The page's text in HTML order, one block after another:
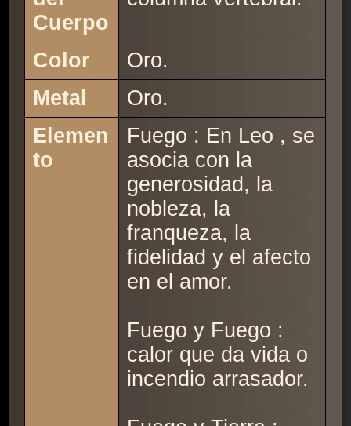
Cuerpo
Color
Oro.
Metal
Oro.
Elemen
to
Fuego : En Leo , se
asocia con la
generosidad, la
nobleza, la
franqueza, la
fidelidad y el afecto
en el amor.
Fuego y Fuego :
calor que da vida o
incendio arrasador.